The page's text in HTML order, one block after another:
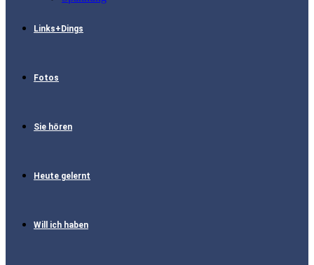
Links+Dings
Fotos
Sie hören
Heute gelernt
Will ich haben